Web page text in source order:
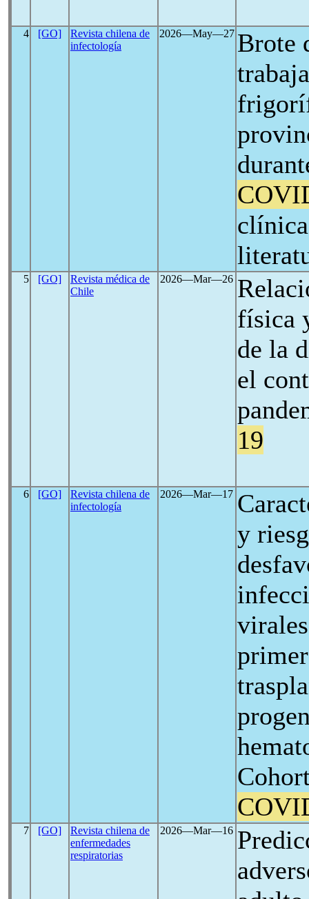
4 [GO]
Revista chilena de
infectología
2026―May―27 Brote
5 [GO]
Revista médica de
Chile
2026―Mar―26
física
de la
el
19
6 [GO]
Revista chilena de
infectología
2026―Mar―17
y
7 [GO]
Revista chilena de
enfermedades
respiratorias
2026―Mar―16